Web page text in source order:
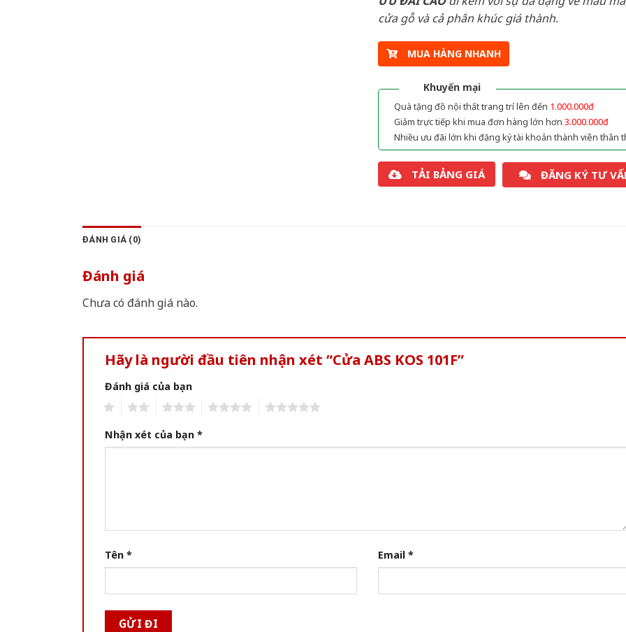
cửa gỗ và cả phân khúc giá thành.
MUA HÀNG NHANH
Khuyến mại
Quà tặng đồ nội thất trang trí lên đến 1.000.000đ
Giảm trực tiếp khi mua đơn hàng lớn hơn 3.000.000đ
Nhiều ưu đãi lớn khi đăng ký tài khoản thành viên thân
TẢI BẢNG GIÁ ĐĂNG KÝ TƯ
ĐÁNH GIÁ (0)
Đánh giá
Chưa có đánh giá nào.
Hãy là người đầu tiên nhận xét “Cửa ABS KOS 101F”
Đánh giá của bạn
Nhận xét của bạn *
Tên * Email *